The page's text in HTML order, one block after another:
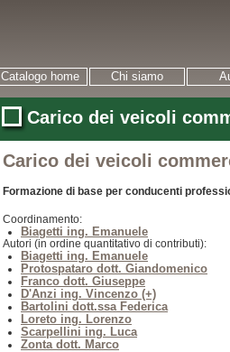
Catalogo home Chi siamo
Carico dei veicoli
Carico dei veicoli
Formazione di base per conducenti
Coordinamento:
Biagetti ing. Emanuele
Autori (in ordine quantitativo di contributi):
Biagetti ing. Emanuele
Protospataro dott. Giandomenico
Franco dott. Giuseppe
D'Anzi ing. Vincenzo (+)
Bartolini dott.ssa Federica
Loreto ing. Lorenzo
Scarpellini ing. Luca
Zonta dott. Marco